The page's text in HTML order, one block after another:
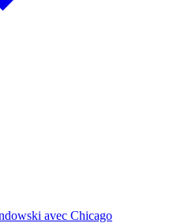
avec Chicago